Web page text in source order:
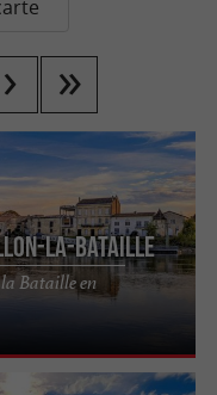
la-Bataille
Bataille en